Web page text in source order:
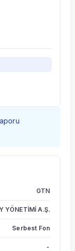
GTN
YÖNETİMİ A.Ş.
Serbest Fon
-